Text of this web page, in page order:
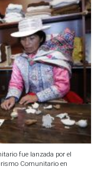
fue lanzada por el
Comunitario en